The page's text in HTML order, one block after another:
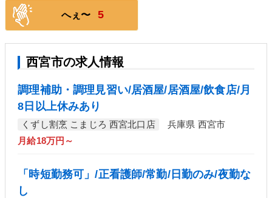
へぇ〜 5
西宮市の求人情報
調理補助・調理見習い/居酒屋/居酒屋/飲食店/月
8日以上休みあり
くずし割烹 こまじろ 西宮北口店
兵庫県 西宮市
月給18万円～
「時短勤務可」/正看護師/常勤/日勤のみ/夜勤な
し